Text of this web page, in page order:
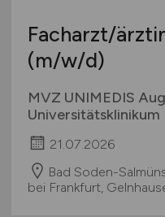
Facharzt/
(m/w/d)
MVZ UNIMEDIS
21.07.2026
Bad Soden-
bei Frankfurt,